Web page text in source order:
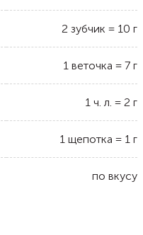
2 зубчик = 10 г
1 веточка = 7 г
1 ч. л. = 2 г
1 щепотка = 1 г
по вкусу